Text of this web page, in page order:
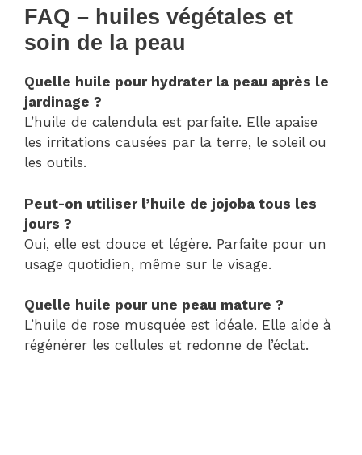
FAQ – huiles végétales et
soin de la peau
Quelle huile pour hydrater la peau après le
jardinage ?
L’huile de calendula est parfaite. Elle apaise
les irritations causées par la terre, le soleil ou
les outils.
Peut-on utiliser l’huile de jojoba tous les
jours ?
Oui, elle est douce et légère. Parfaite pour un
usage quotidien, même sur le visage.
Quelle huile pour une peau mature ?
L’huile de rose musquée est idéale. Elle aide à
régénérer les cellules et redonne de l’éclat.